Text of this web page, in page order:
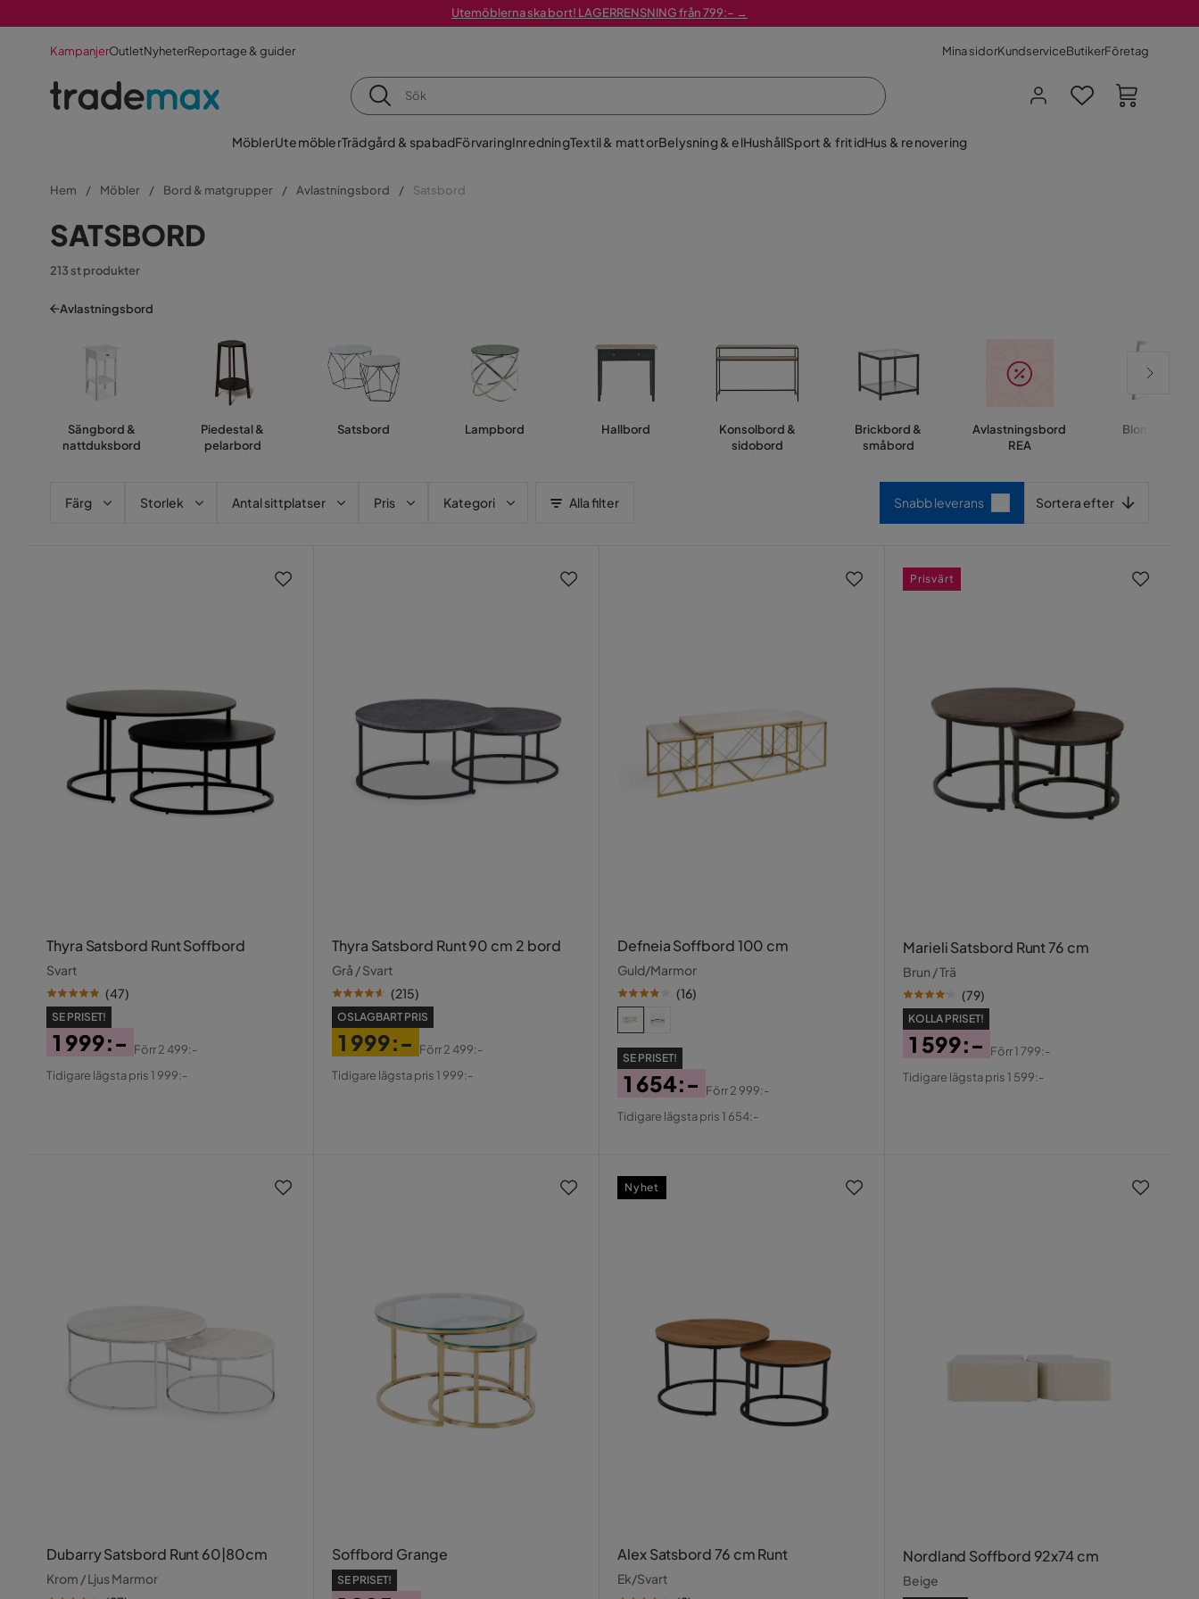
Utemöblerna ska bort! LAGERRENSNING från 799:– →
KampanjerOutletNyheterReportage & guider Mina sidorKundserviceButikerFöretag
MöblerUtemöblerTrädgård & spabadFörvaringInredningTextil & mattorBelysning & elHushållSport & fritidHus & renovering
Hem Möbler Bord & matgrupper Avlastningsbord Satsbord
SATSBORD
213 st produkter
Avlastningsbord
Sängbord &
nattduksbord
Piedestal &
pelarbord
Satsbord Lampbord Hallbord
Konsolbord &
sidobord
Brickbord &
småbord
Avlastningsbord
REA
Blombord
Färg Storlek Antal sittplatser Pris Kategori Alla filter Snabb leverans Sortera efter
Thyra Satsbord Runt Soffbord
Svart
(47)
SE PRISET!
Pris
1 999:-
Original
Förr2 499:-
Tidigare lägsta pris 1 999:-
Thyra Satsbord Runt 90 cm 2 bord
Grå / Svart
(215)
OSLAGBART PRIS
Pris
1 999:-
Original
Förr2 499:-
Tidigare lägsta pris 1 999:-
Defneia Soffbord 100 cm
Guld/Marmor
(16)
SE PRISET!
Pris
1 654:-
Original
Förr2 999:-
Tidigare lägsta pris 1 654:-
Marieli Satsbord Runt 76 cm
Brun / Trä
(79)
KOLLA PRISET!
Pris
1 599:-
Original
Förr1 799:-
Tidigare lägsta pris 1 599:-
Prisvärt
Dubarry Satsbord Runt 60|80cm
Krom / Ljus Marmor
Soffbord Grange
SE PRISET!
Alex Satsbord 76 cm Runt
Ek/Svart
Nyhet
Nordland Soffbord 92x74 cm
Beige